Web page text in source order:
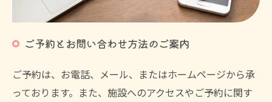
ご予約とお問い合わせ方法のご案内
ご予約は、お電話、メール、またはホームページから承
っております。また、施設へのアクセスやご予約に関す